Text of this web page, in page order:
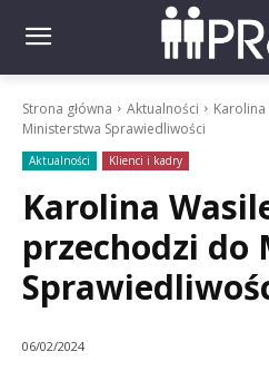
Strona główna Aktualności
Ministerstwa Sprawiedliwości
Aktualności Klienci i kadry
Karolina
przechodzi
06/02/2024